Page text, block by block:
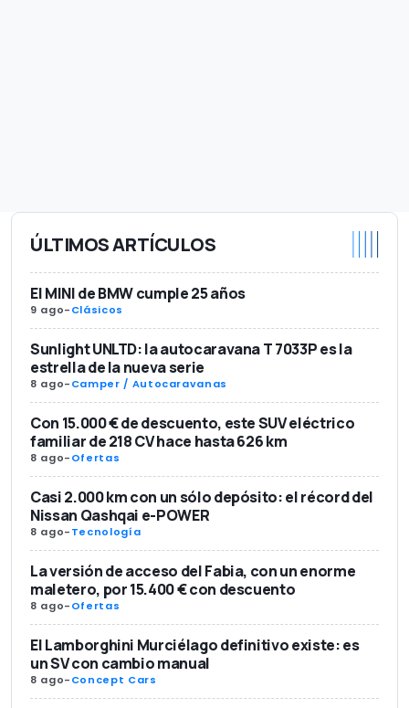
ÚLTIMOS ARTÍCULOS
El MINI de BMW cumple 25 años
9 ago-Clásicos
Sunlight UNLTD: la autocaravana T 7033P es la
estrella de la nueva serie
8 ago-Camper / Autocaravanas
Con 15.000 € de descuento, este SUV eléctrico
familiar de 218 CV hace hasta 626 km
8 ago-Ofertas
Casi 2.000 km con un sólo depósito: el récord del
Nissan Qashqai e-POWER
8 ago-Tecnología
La versión de acceso del Fabia, con un enorme
maletero, por 15.400 € con descuento
8 ago-Ofertas
El Lamborghini Murciélago definitivo existe: es
un SV con cambio manual
8 ago-Concept Cars